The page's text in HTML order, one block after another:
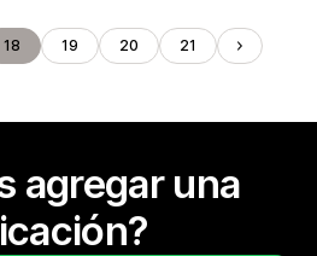
18 19 20 21
agregar una